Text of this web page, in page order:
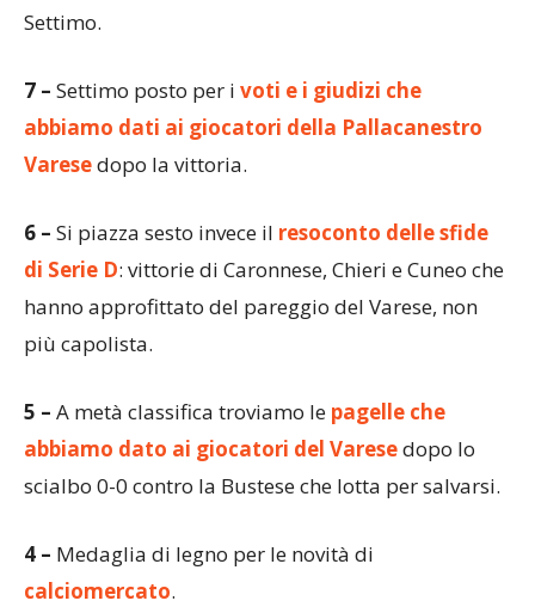
Settimo.
7 – Settimo posto per i voti e i giudizi che
abbiamo dati ai giocatori della Pallacanestro
Varesedopo la vittoria.
6 – Si piazza sesto invece il resoconto delle sfide
di Serie D: vittorie di Caronnese, Chieri e Cuneo che
hanno approfittato del pareggio del Varese, non
più capolista.
5 – A metà classifica troviamo le pagelle che
abbiamo dato ai giocatori del Varesedopo lo
scialbo 0-0 contro la Bustese che lotta per salvarsi.
4 – Medaglia di legno per le novità di
calciomercato.